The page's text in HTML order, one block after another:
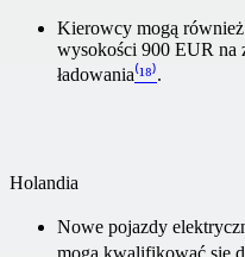
Kierowcy mogą
wysokości 900 EUR na
ładowania⁽¹⁸⁾.
Holandia
Nowe pojazdy